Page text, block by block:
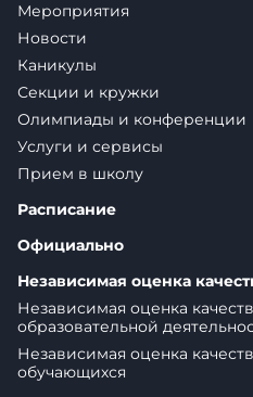
Мероприятия
Новости
Каникулы
Секции и кружки
Олимпиады и конференции
Услуги и сервисы
Прием в школу
Расписание
Официально
Независимая оценка
Независимая оценка
образовательной
Независимая оценка
обучающихся